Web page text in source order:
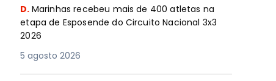
D. Marinhas recebeu mais de 400 atletas na
etapa de Esposende do Circuito Nacional 3x3
2026
5 agosto 2026